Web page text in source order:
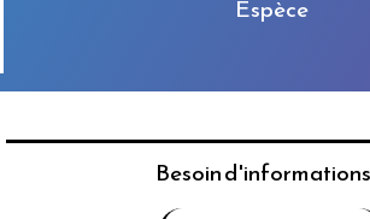
Espèce
Besoin